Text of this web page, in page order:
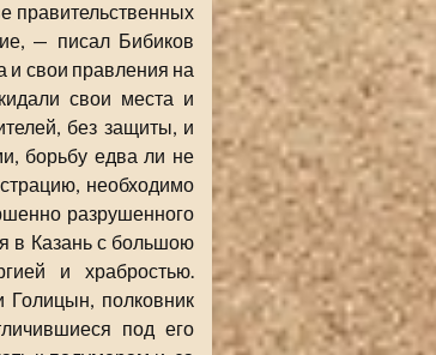
правительственных
— писал Бибиков
и свои правления на
свои места и
без защиты, и
борьбу едва ли не
необходимо
разрушенного
в Казань с большою
и храбростью.
полковник
под его